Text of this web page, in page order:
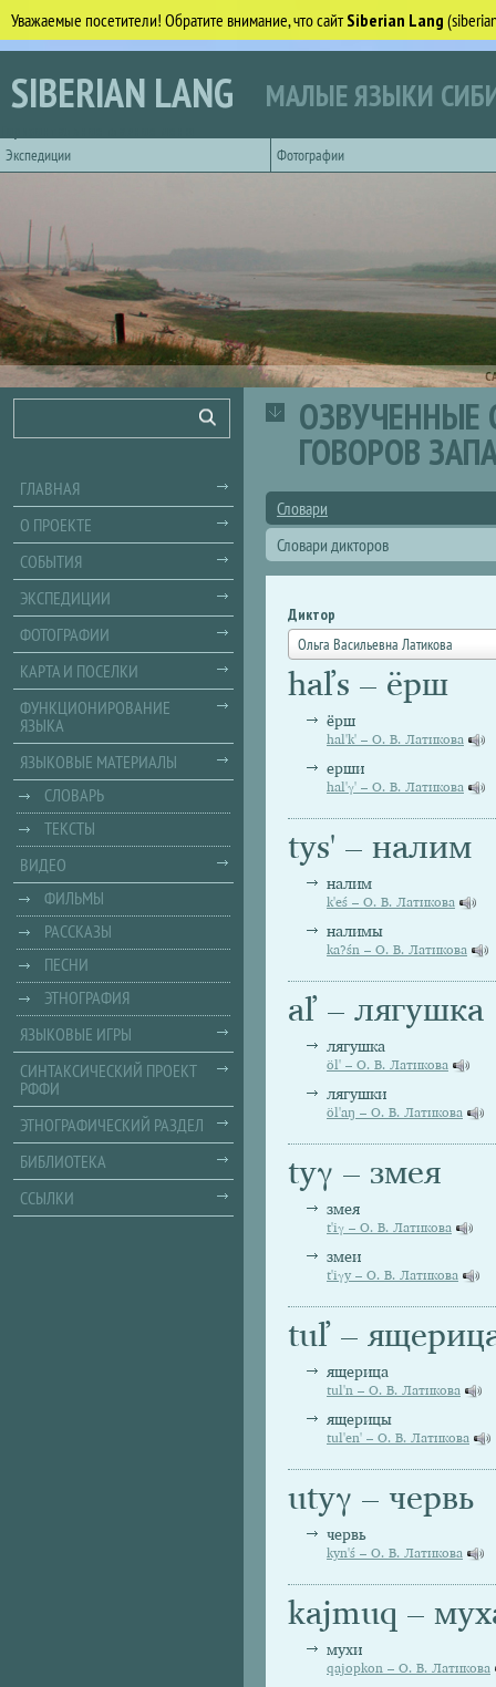
Уважаемые посетители! Обратите внимание, что сайтSiberian Lang
Перейти к основному содержанию
SIBERIAN LANG МАЛЫЕ ЯЗЫКИ
Экспедиции
Фотографии
ОЗВУЧЕННЫЕ
ГОВОРОВ
Словари
Словари дикторов
Диктор
Ольга Васильевна Латикова
haľs – ёрш
ёрш
hal'k' – О. В. Латикова
ерши
hal'γ' – О. В. Латикова
tys' – налим
налим
k'eś – О. В. Латикова
налимы
ka?śn – О. В. Латикова
aľ – лягушка
лягушка
öl' – О. В. Латикова
лягушки
öl'aŋ – О. В. Латикова
tyγ – змея
змея
t'iγ – О. В. Латикова
змеи
t'iγy – О. В. Латикова
tuľ –
ящерица
tul'n – О. В. Латикова
ящерицы
tul'en' – О. В. Латикова
utyγ – червь
червь
kyn'ś – О. В. Латикова
kajmuq –
мухи
qajopkon – О. В. Латикова
Поиск
ГЛАВНАЯ
О ПРОЕКТЕ
СОБЫТИЯ
ЭКСПЕДИЦИИ
ФОТОГРАФИИ
КАРТА И ПОСЕЛКИ
ФУНКЦИОНИРОВАНИЕ
ЯЗЫКА
ЯЗЫКОВЫЕ МАТЕРИАЛЫ
СЛОВАРЬ
ТЕКСТЫ
ВИДЕО
ФИЛЬМЫ
РАССКАЗЫ
ПЕСНИ
ЭТНОГРАФИЯ
ЯЗЫКОВЫЕ ИГРЫ
СИНТАКСИЧЕСКИЙ ПРОЕКТ
РФФИ
ЭТНОГРАФИЧЕСКИЙ РАЗДЕЛ
БИБЛИОТЕКА
ССЫЛКИ